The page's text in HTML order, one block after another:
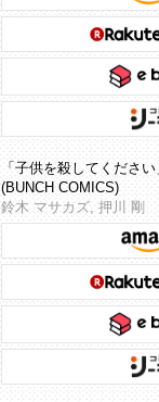
「子供を殺してくださ
(BUNCH COMICS)
鈴木 マサカズ, 押川 剛